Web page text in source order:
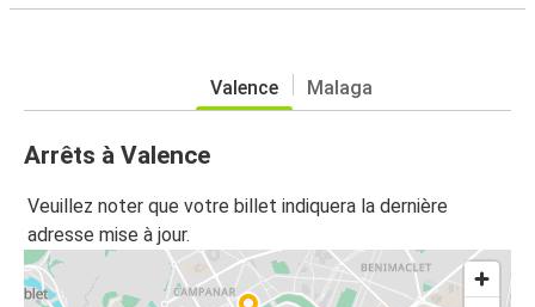
Valence Malaga
Arrêts à Valence
Veuillez noter que votre billet indiquera la dernière
adresse mise à jour.